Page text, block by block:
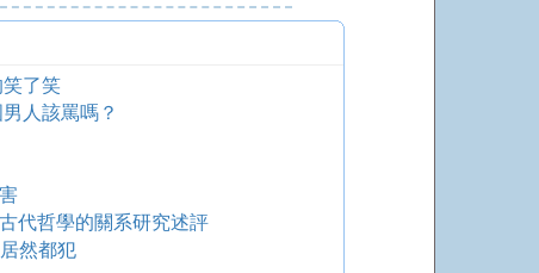
了笑
人該罵嗎？
代哲學的關系研究述評
然都犯